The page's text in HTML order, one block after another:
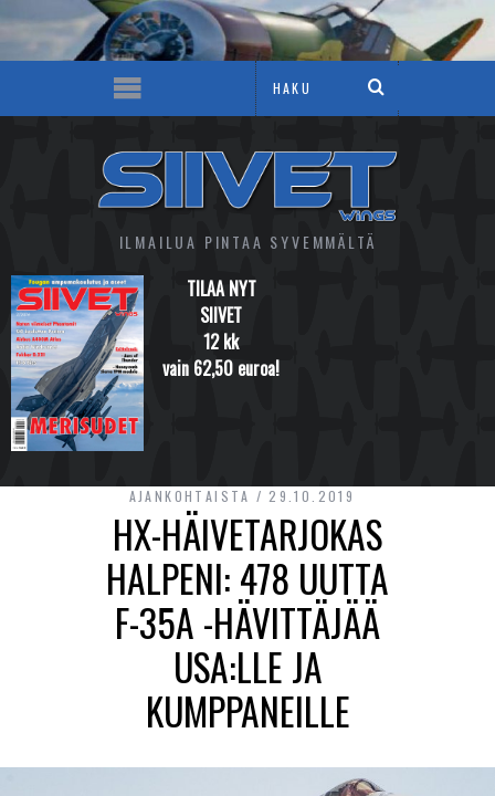
ILMAILUA PINTAA SYVEMMÄLTÄ
TILAA NYT
SIIVET
12 kk
vain 62,50 euroa!
AJANKOHTAISTA 29.10.2019
HX-HÄIVETARJOKAS
HALPENI: 478 UUTTA
F-35A -HÄVITTÄJÄÄ
USA:LLE JA
KUMPPANEILLE